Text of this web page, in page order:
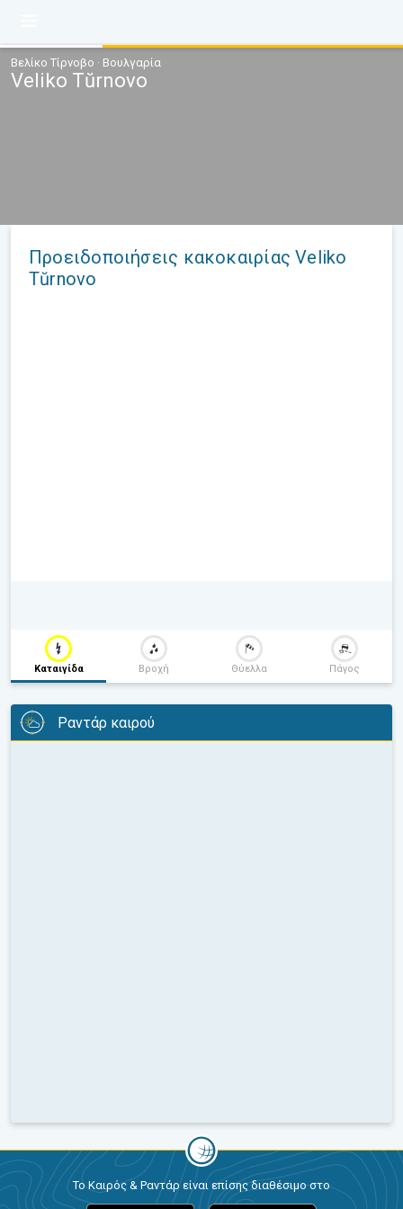
Βελίκο Τίρνοβο · Βουλγαρία
Veliko Tŭrnovo
Προειδοποιήσεις κακοκαιρίας Veliko
Tŭrnovo
Καταιγίδα Βροχή Θύελλα Πάγος
Ραντάρ καιρού
Το Καιρός & Ραντάρ είναι επίσης διαθέσιμο στο